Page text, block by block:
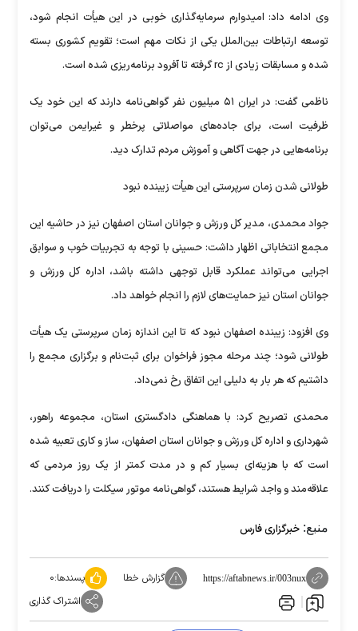
وی ادامه داد: امیدوارم سرمایه‌گذاری خوبی در این هیأت انجام شود،
توسعه ارتباطات بین‌الملل یکی از نکات مهم است؛ تقویم کشوری بسته
شده و مسابقات زیادی از rc گرفته تا آفرود برنامه‌ریزی شده است.
ناظمی گفت: در ایران ۵۱ میلیون نفر گواهی‌نامه دارند که این خود یک
ظرفیت است، برای جاده‌های مواصلاتی پرخطر و غیرایمن می‌توان
برنامه‌هایی در جهت آگاهی و آموزش مردم تدارک دید.
طولانی شدن زمان سرپرستی این هیأت زیبنده نبود
جواد محمدی، مدیر کل ورزش و جوانان استان اصفهان نیز در حاشیه این
مجمع انتخاباتی اظهار داشت: حسینی با توجه به تجربیات خوب و سوابق
اجرایی می‌تواند عملکرد قابل توجهی داشته باشد، اداره کل ورزش و
جوانان استان نیز حمایت‌های لازم را انجام خواهد داد.
وی افزود: زیبنده اصفهان نبود که تا این اندازه زمان سرپرستی یک هیأت
طولانی شود؛ چند مرحله مجوز فراخوان برای ثبت‌نام و برگزاری مجمع را
داشتیم که هر بار به دلیلی این اتفاق رخ نمی‌داد.
محمدی تصریح کرد: با هماهنگی دادگستری استان، مجموعه راهور،
شهرداری و اداره کل ورزش و جوانان استان اصفهان، ساز و کاری تعبیه شده
است که با هزینه‌ای بسیار کم و در مدت کمتر از یک روز مردمی که
علاقه‌مند و واجد شرایط هستند، گواهی‌نامه موتور سیکلت را دریافت کنند.
منبع: خبرگزاری فارس
https://aftabnews.ir/003nux گزارش خطا پسندها:۰
اشتراک گذاری